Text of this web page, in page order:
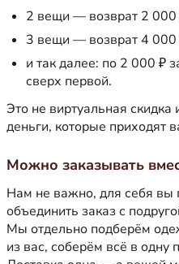
2 вещи — возврат 2 000
3 вещи — возврат 4 000
и так далее: по 2 000 ₽
сверх первой.
Это не виртуальная
деньги, которые приходят
Можно заказывать
Нам не важно, для себя вы
объединить заказ с
Мы отдельно подберём
из вас, соберём всё в одну